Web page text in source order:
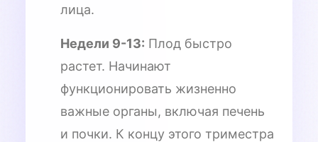
лица.
Недели 9-13: Плод быстро
растет. Начинают
функционировать жизненно
важные органы, включая печень
и почки. К концу этого триместра